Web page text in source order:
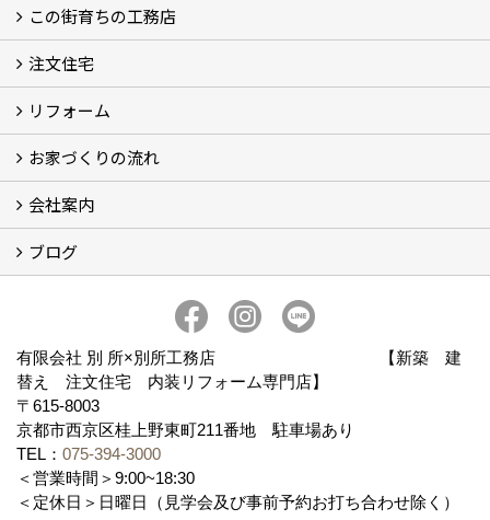
イベント予告
イベント報告
この街育ちの工務店
別所工務店の想い (2)
別所工務店の5つのこだわり 性能・構造・設計
家づくりで悩んでいませんか？
注文住宅
注文住宅施工事例
性能・構造・設計
現場レポート
リフォーム
リフォーム施工事例
現場レポート
お客様の声
お家づくりの流れ
お家づくりの流れ
京都の土地の探し方
会社案内
会社概要
アクセス
スタッフ紹介
スタッフブログ
ブログ
有限会社 別 所×別所工務店 【新築 建
替え 注文住宅 内装リフォーム専門店】
〒615-8003
京都市西京区桂上野東町211番地 駐車場あり
TEL： 075-394-3000
＜営業時間＞9:00~18:30
＜定休日＞日曜日（見学会及び事前予約お打ち合わせ除く）